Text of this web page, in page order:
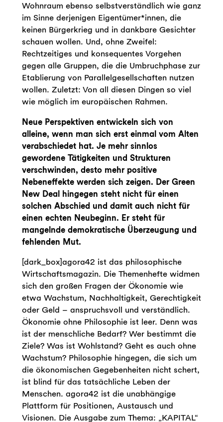
Wohnraum ebenso selbstverständlich wie ganz
im Sinne derjenigen Eigentümer*innen, die
keinen Bürgerkrieg und in dankbare Gesichter
schauen wollen. Und, ohne Zweifel:
Rechtzeitiges und konsequentes Vorgehen
gegen alle Gruppen, die die Umbruchphase zur
Etablierung von Parallelgesellschaften nutzen
wollen. Zuletzt: Von all diesen Dingen so viel
wie möglich im europäischen Rahmen.
Neue Perspektiven entwickeln sich von
alleine, wenn man sich erst einmal vom Alten
verabschiedet hat. Je mehr sinnlos
gewordene Tätigkeiten und Strukturen
verschwinden, desto mehr positive
Nebeneffekte werden sich zeigen. Der Green
New Deal hingegen steht nicht für einen
solchen Abschied und damit auch nicht für
einen echten Neubeginn. Er steht für
mangelnde demokratische Überzeugung und
fehlenden Mut.
[dark_box]agora42 ist das philosophische
Wirtschaftsmagazin. Die Themenhefte widmen
sich den großen Fragen der Ökonomie wie
etwa Wachstum, Nachhaltigkeit, Gerechtigkeit
oder Geld – anspruchsvoll und verständlich.
Ökonomie ohne Philosophie ist leer. Denn was
ist der menschliche Bedarf? Wer bestimmt die
Ziele? Was ist Wohlstand? Geht es auch ohne
Wachstum? Philosophie hingegen, die sich um
die ökonomischen Gegebenheiten nicht schert,
ist blind für das tatsächliche Leben der
Menschen. agora42 ist die unabhängige
Plattform für Positionen, Austausch und
Visionen. Die Ausgabe zum Thema: „KAPITAL“